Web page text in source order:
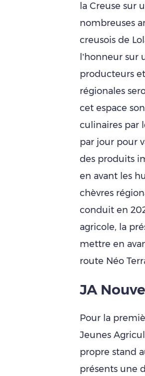
la Creuse sur
nombreuses
creusois de
l’honneur sur
producteurs
régionales
cet espace
culinaires par
par jour pour
des produits
en avant les
chèvres
conduit en
agricole, la
mettre en
route Néo
JA
Pour la
Jeunes
propre stand
présents une